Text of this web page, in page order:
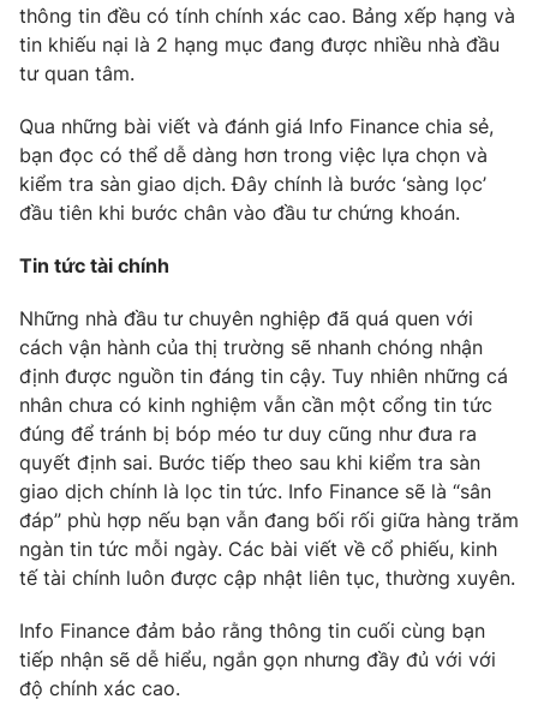
VTV4 Vươn mình bằng AI
Liên hệ tòa soạn English
Theo dõi báo trên
Cơ quan chủ quản:Đài Truyền hình Việt Nam
Cơ quan báo chí:Thời báo VTV
Giấy phép hoạt động báo in và báo điện tử số 483/GP-BTTTT
cấp ngày 29/12/2023
Phó Tổng Biên tập: Nguyễn Thị Mỹ Hạnh, Phạm Quốc Thắng,
Nguyễn Trọng Ninh
Tổng đài VTV:024.38 355 931 - 024.38 355 932
thông tin đều có tính chính xác cao. Bảng xếp hạng và
tin khiếu nại là 2 hạng mục đang được nhiều nhà đầu
tư quan tâm.
Qua những bài viết và đánh giá Info Finance chia sẻ,
bạn đọc có thể dễ dàng hơn trong việc lựa chọn và
kiểm tra sàn giao dịch. Đây chính là bước ‘sàng lọc’
đầu tiên khi bước chân vào đầu tư chứng khoán.
Tin tức tài chính
Những nhà đầu tư chuyên nghiệp đã quá quen với
cách vận hành của thị trường sẽ nhanh chóng nhận
định được nguồn tin đáng tin cậy. Tuy nhiên những cá
nhân chưa có kinh nghiệm vẫn cần một cổng tin tức
đúng để tránh bị bóp méo tư duy cũng như đưa ra
quyết định sai. Bước tiếp theo sau khi kiểm tra sàn
giao dịch chính là lọc tin tức. Info Finance sẽ là “sân
đáp” phù hợp nếu bạn vẫn đang bối rối giữa hàng trăm
ngàn tin tức mỗi ngày. Các bài viết về cổ phiếu, kinh
tế tài chính luôn được cập nhật liên tục, thường xuyên.
Info Finance đảm bảo rằng thông tin cuối cùng bạn
tiếp nhận sẽ dễ hiểu, ngắn gọn nhưng đầy đủ với với
độ chính xác cao.